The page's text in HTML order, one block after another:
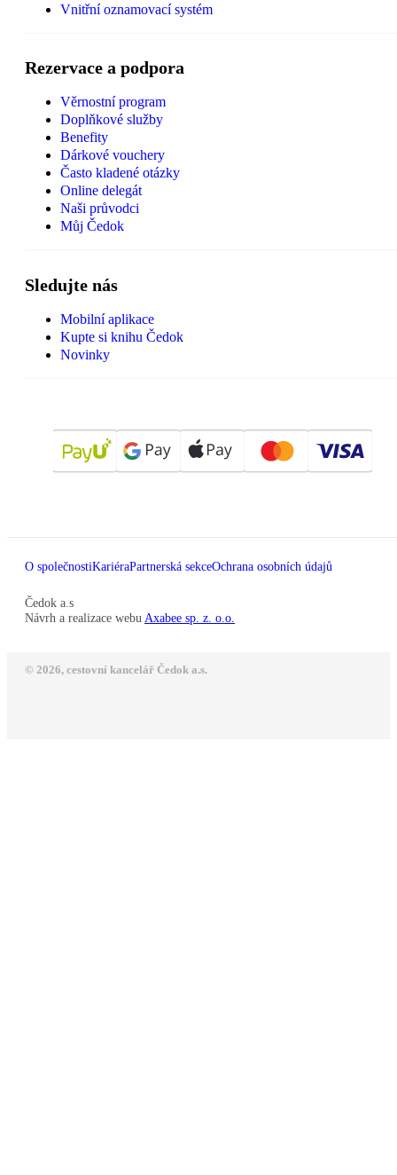
Vnitřní oznamovací systém
Rezervace a podpora
Věrnostní program
Doplňkové služby
Benefity
Dárkové vouchery
Často kladené otázky
Online delegát
Naši průvodci
Můj Čedok
Sledujte nás
Mobilní aplikace
Kupte si knihu Čedok
Novinky
O společnostiKariéraPartnerská sekceOchrana osobních údajů
Čedok a.s
Návrh a realizace webu Axabee sp. z. o.o.
© 2026, cestovní kancelář Čedok a.s.